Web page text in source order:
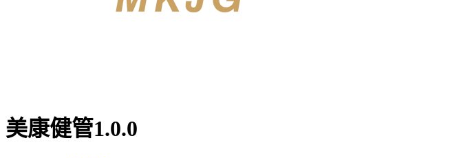
美康健管1.0.0